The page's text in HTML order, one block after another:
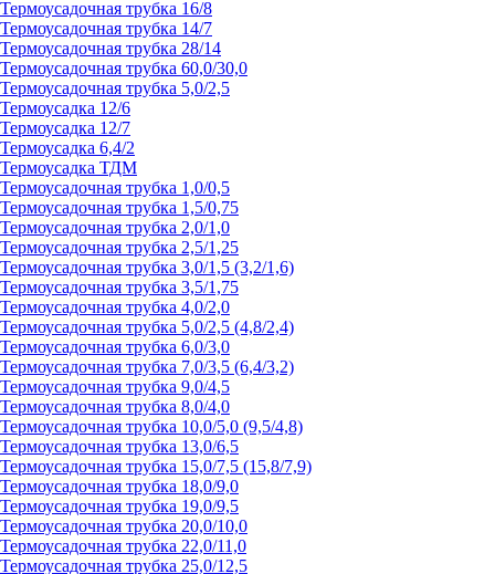
Термоусадочная трубка 16/8
Термоусадочная трубка 14/7
Термоусадочная трубка 28/14
Термоусадочная трубка 60,0/30,0
Термоусадочная трубка 5,0/2,5
Термоусадка 12/6
Термоусадка 12/7
Термоусадка 6,4/2
Термоусадка ТДМ
Термоусадочная трубка 1,0/0,5
Термоусадочная трубка 1,5/0,75
Термоусадочная трубка 2,0/1,0
Термоусадочная трубка 2,5/1,25
Термоусадочная трубка 3,0/1,5 (3,2/1,6)
Термоусадочная трубка 3,5/1,75
Термоусадочная трубка 4,0/2,0
Термоусадочная трубка 5,0/2,5 (4,8/2,4)
Термоусадочная трубка 6,0/3,0
Термоусадочная трубка 7,0/3,5 (6,4/3,2)
Термоусадочная трубка 9,0/4,5
Термоусадочная трубка 8,0/4,0
Термоусадочная трубка 10,0/5,0 (9,5/4,8)
Термоусадочная трубка 13,0/6,5
Термоусадочная трубка 15,0/7,5 (15,8/7,9)
Термоусадочная трубка 18,0/9,0
Термоусадочная трубка 19,0/9,5
Термоусадочная трубка 20,0/10,0
Термоусадочная трубка 22,0/11,0
Термоусадочная трубка 25,0/12,5